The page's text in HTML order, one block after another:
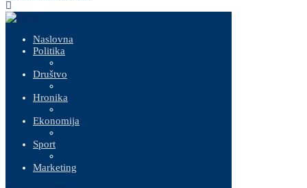
Naslovna
Politika
Društvo
Hronika
Ekonomija
Sport
Marketing